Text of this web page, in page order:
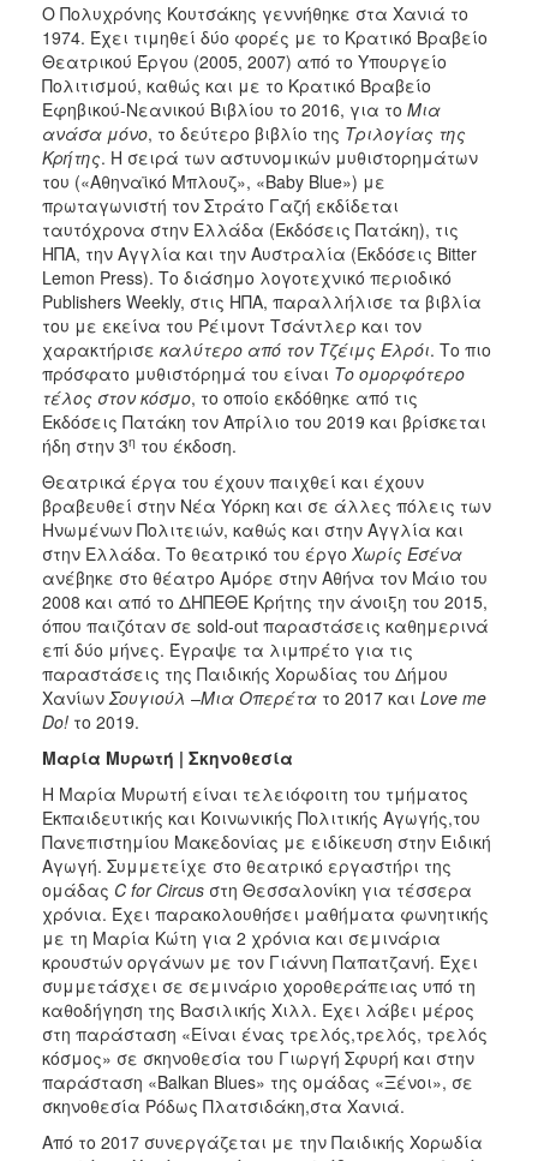
Ο Πολυχρόνης Κουτσάκης γεννήθηκε στα Χανιά το
1974. Έχει τιμηθεί δύο φορές με το Κρατικό Βραβείο
Θεατρικού Έργου (2005, 2007) από το Υπουργείο
Πολιτισμού, καθώς και με το Κρατικό Βραβείο
Εφηβικού-Νεανικού Βιβλίου το 2016, για το Μια
ανάσα μόνο, το δεύτερο βιβλίο της Τριλογίας της
Κρήτης. Η σειρά των αστυνομικών μυθιστορημάτων
του («Αθηναϊκό Μπλουζ», «Baby Blue») με
πρωταγωνιστή τον Στράτο Γαζή εκδίδεται
ταυτόχρονα στην Ελλάδα (Εκδόσεις Πατάκη), τις
ΗΠΑ, την Αγγλία και την Αυστραλία (Εκδόσεις Bitter
Lemon Press). Το διάσημο λογοτεχνικό περιοδικό
Publishers Weekly, στις ΗΠΑ, παραλλήλισε τα βιβλία
του με εκείνα του Ρέιμοντ Τσάντλερ και τον
χαρακτήρισε καλύτερο από τον Τζέιμς Ελρόι. Το πιο
πρόσφατο μυθιστόρημά του είναι Το ομορφότερο
τέλος στον κόσμο, το οποίο εκδόθηκε από τις
Εκδόσεις Πατάκη τον Απρίλιο του 2019 και βρίσκεται
ήδη στην 3η του έκδοση.
Θεατρικά έργα του έχουν παιχθεί και έχουν
βραβευθεί στην Νέα Υόρκη και σε άλλες πόλεις των
Ηνωμένων Πολιτειών, καθώς και στην Αγγλία και
στην Ελλάδα. Το θεατρικό του έργο Χωρίς Εσένα
ανέβηκε στο θέατρο Αμόρε στην Αθήνα τον Μάιο του
2008 και από το ΔΗΠΕΘΕ Κρήτης την άνοιξη του 2015,
όπου παιζόταν σε sold-out παραστάσεις καθημερινά
επί δύο μήνες. Έγραψε τα λιμπρέτο για τις
παραστάσεις της Παιδικής Χορωδίας του Δήμου
ΧανίωνΣουγιούλ –Μια Οπερέτα το 2017 και Love me
Do! το 2019.
Μαρία Μυρωτή | Σκηνοθεσία
Η Μαρία Μυρωτή είναι τελειόφοιτη του τμήματος
Εκπαιδευτικής και Κοινωνικής Πολιτικής Αγωγής,του
Πανεπιστημίου Μακεδονίας με ειδίκευση στην Ειδική
Αγωγή. Συμμετείχε στο θεατρικό εργαστήρι της
ομάδας C for Circus στη Θεσσαλονίκη για τέσσερα
χρόνια. Έχει παρακολουθήσει μαθήματα φωνητικής
με τη Μαρία Κώτη για 2 χρόνια και σεμινάρια
κρουστών οργάνων με τον Γιάννη Παπατζανή. Έχει
συμμετάσχει σε σεμινάριο χοροθεράπειας υπό τη
καθοδήγηση της Βασιλικής Χιλλ. Εχει λάβει μέρος
στη παράσταση «Είναι ένας τρελός,τρελός, τρελός
κόσμος» σε σκηνοθεσία του Γιωργή Σφυρή και στην
παράσταση «Balkan Blues» της ομάδας «Ξένοι», σε
σκηνοθεσία Ρόδως Πλατσιδάκη,στα Χανιά.
Από το 2017 συνεργάζεται με την Παιδικής Χορωδία